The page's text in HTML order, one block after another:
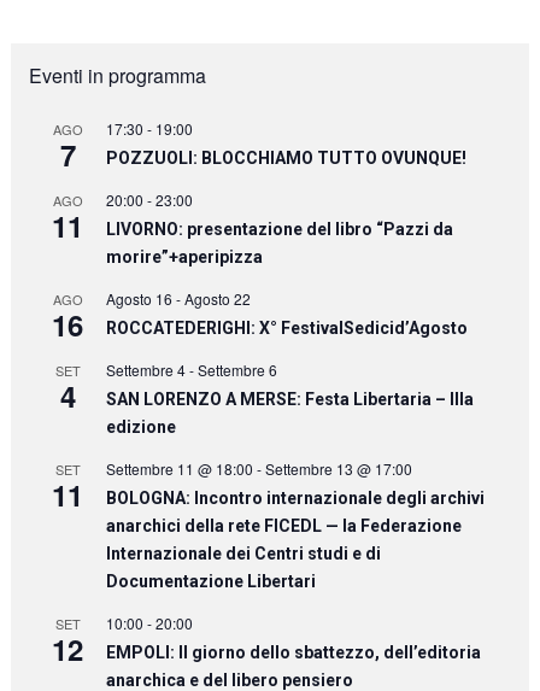
Eventi in programma
AGO
7
17:30 - 19:00
POZZUOLI: BLOCCHIAMO TUTTO OVUNQUE!
AGO
11
20:00 -23:00
LIVORNO: presentazione del libro “Pazzi da
morire”+aperipizza
AGO
16
Agosto 16 -Agosto 22
ROCCATEDERIGHI: X° FestivalSedicid’Agosto
SET
4
Settembre 4-Settembre 6
SAN LORENZO A MERSE: Festa Libertaria – IIIa
edizione
SET
11
Settembre 11 @ 18:00 -Settembre 13 @ 17:00
BOLOGNA: Incontro internazionale degli archivi
anarchici della rete FICEDL — la Federazione
Internazionale dei Centri studi e di
Documentazione Libertari
SET
12
10:00 -20:00
EMPOLI: Il giorno dello sbattezzo, dell’editoria
anarchica e del libero pensiero